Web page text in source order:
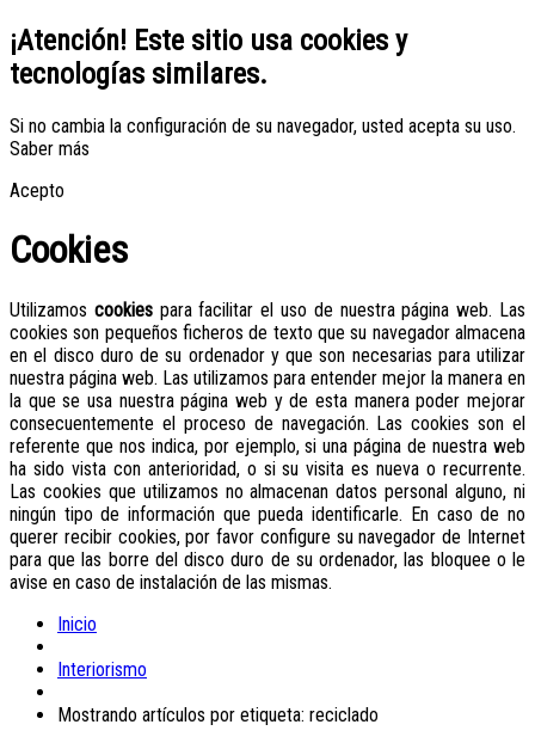
¡Atención! Este sitio usa cookies y
tecnologías similares.
Si no cambia la configuración de su navegador, usted acepta su uso.
Saber más
Acepto
Cookies
Utilizamos cookiespara facilitar el uso de nuestra página web. Las
cookies son pequeños ficheros de texto que su navegador almacena
en el disco duro de su ordenador y que son necesarias para utilizar
nuestra página web. Las utilizamos para entender mejor la manera en
la que se usa nuestra página web y de esta manera poder mejorar
consecuentemente el proceso de navegación. Las cookies son el
referente que nos indica, por ejemplo, si una página de nuestra web
ha sido vista con anterioridad, o si su visita es nueva o recurrente.
Las cookies que utilizamos no almacenan datos personal alguno, ni
ningún tipo de información que pueda identificarle. En caso de no
querer recibir cookies, por favor configure su navegador de Internet
para que las borre del disco duro de su ordenador, las bloquee o le
avise en caso de instalación de las mismas.
Inicio
Interiorismo
Mostrando artículos por etiqueta: reciclado